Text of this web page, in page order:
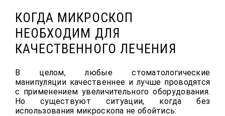
КОГДА МИКРОСКОП
НЕОБХОДИМ ДЛЯ
КАЧЕСТВЕННОГО ЛЕЧЕНИЯ
В целом, любые стоматологические
манипуляции качественнее и лучше проводятся
с применением увеличительного оборудования.
Но существуют ситуации, когда без
использования микроскопа не обойтись: